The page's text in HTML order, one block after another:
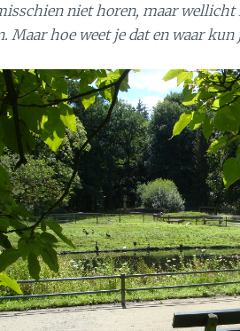
niet horen, maar
Maar hoe weet je dat en waar kun